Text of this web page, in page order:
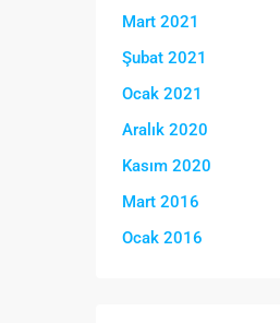
Mart 2021
Şubat 2021
Ocak 2021
Aralık 2020
Kasım 2020
Mart 2016
Ocak 2016